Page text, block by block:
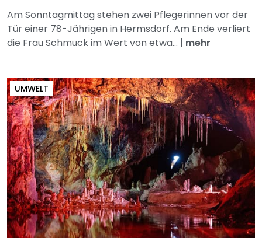
Am Sonntagmittag stehen zwei Pflegerinnen vor der
Tür einer 78-Jährigen in Hermsdorf. Am Ende verliert
die Frau Schmuck im Wert von etwa... | mehr
UMWELT